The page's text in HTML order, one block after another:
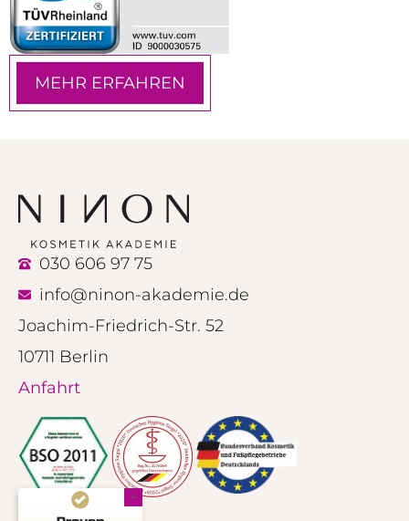
MEHR ERFAHREN
030 606 97 75
info@ninon-akademie.de
Joachim-Friedrich-Str. 52
10711 Berlin
Anfahrt